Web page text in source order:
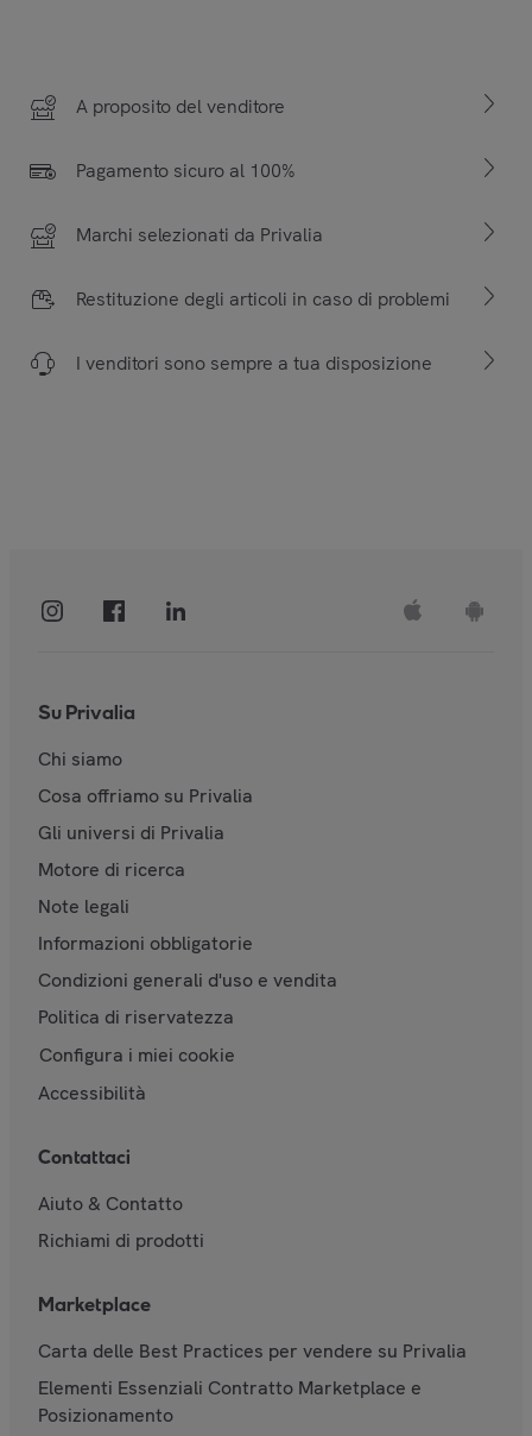
A proposito del venditore
Pagamento sicuro al 100%
Marchi selezionati da Privalia
Restituzione degli articoli in caso di problemi
I venditori sono sempre a tua disposizione
Su Privalia
Chi siamo
Cosa offriamo su Privalia
Gli universi di Privalia
Motore di ricerca
Note legali
Informazioni obbligatorie
Condizioni generali d'uso e vendita
Politica di riservatezza
Configura i miei cookie
Accessibilità
Contattaci
Aiuto & Contatto
Richiami di prodotti
Marketplace
Carta delle Best Practices per vendere su Privalia
Elementi Essenziali Contratto Marketplace e
Posizionamento